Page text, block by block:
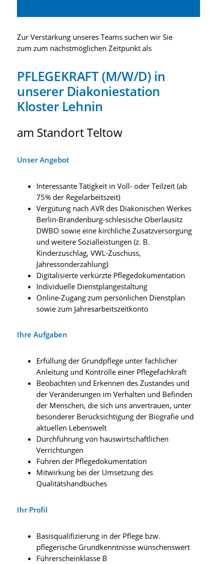
Zur Verstärkung unseres Teams suchen wir Sie
zum zum nächstmöglichen Zeitpunkt als
PFLEGEKRAFT (M/W/D) in
unserer Diakoniestation
Kloster Lehnin
am Standort Teltow
Unser Angebot
Interessante Tätigkeit in Voll- oder Teilzeit (ab
75% der Regelarbeitszeit)
Vergütung nach AVR des Diakonischen Werkes
Berlin-Brandenburg-schlesische Oberlausitz
DWBO sowie eine kirchliche Zusatzversorgung
und weitere Sozialleistungen (z. B.
Kinderzuschlag, VWL-Zuschuss,
Jahressonderzahlung)
Digitalisierte verkürzte Pflegedokumentation
Individuelle Dienstplangestaltung
Online-Zugang zum persönlichen Dienstplan
sowie zum Jahresarbeitszeitkonto
Ihre Aufgaben
Erfüllung der Grundpflege unter fachlicher
Anleitung und Kontrolle einer Pflegefachkraft
Beobachten und Erkennen des Zustandes und
der Veränderungen im Verhalten und Befinden
der Menschen, die sich uns anvertrauen, unter
besonderer Berücksichtigung der Biografie und
aktuellen Lebenswelt
Durchführung von hauswirtschaftlichen
Verrichtungen
Führen der Pflegedokumentation
Mitwirkung bei der Umsetzung des
Qualitätshandbuches
Ihr Profil
Basisqualifizierung in der Pflege bzw.
pflegerische Grundkenntnisse wünschenswert
Führerscheinklasse B